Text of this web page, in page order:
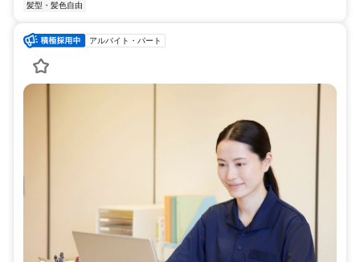
髪型・髪色自由
アルバイト・パート